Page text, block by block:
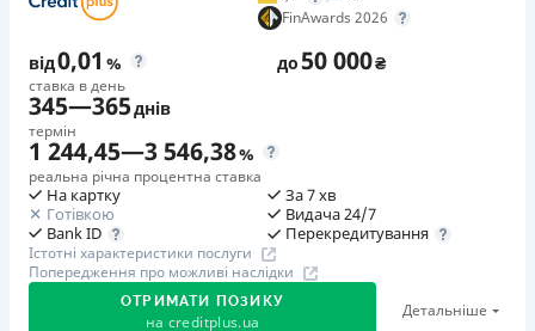
(від 1000 грн), клієнт автоматично отримує 400 грн
кешбеку. Акція триває до 10.12.2026
🥉 Бронза FinAwards 2026
Бронзовий призер FinAwards 2026 «Найкраща програма
лояльності»
Перший займ
вiд 0,01%/день до 30 000 ₴
Повторний займ
вiд 0,95%/день до 50 000 ₴
Додаткова комісія за дострокове погашення
FinAwards 2026
від0,01 %
ставка в день
до50 000₴
345—365днів
термін
1 244,45—3 546,38%
реальна річна процентна ставка
На картку
Готівкою
Bank ID
За 7 хв
Видача 24/7
Перекредитування
Істотні характеристики послуги
Попередження про можливі наслідки
ОТРИМАТИ ПОЗИКУ
на creditplus.ua
Детальніше